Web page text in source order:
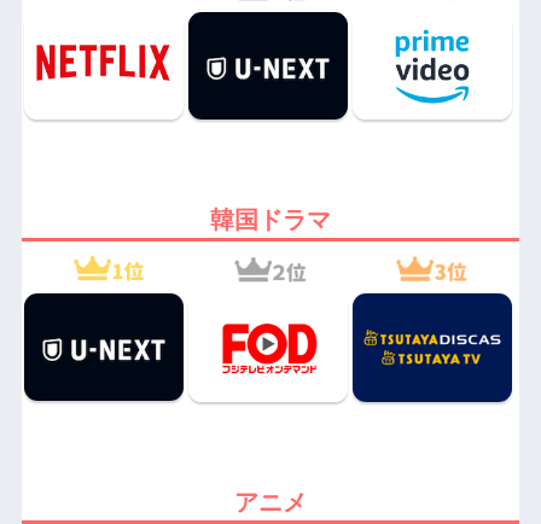
韓国ドラマ
アニメ